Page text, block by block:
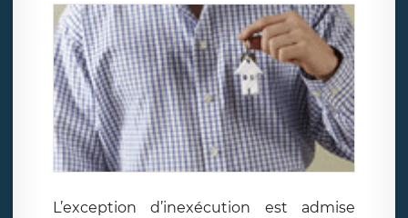
L’exception d’inexécution est admise